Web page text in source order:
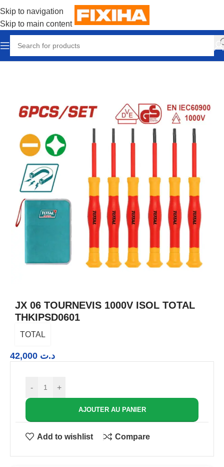
Skip to navigation
Skip to main content
Accueil/Outillages & Equipements
JX 06 TOURNEVIS 1000V ISOL TOTAL
THKIPSD0601
TOTAL
د.ت
- +
AJOUTER AU PANIER
Add to wishlist Compare